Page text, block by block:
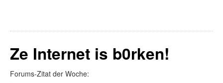
Ze Internet is b0rken!
Forums-Zitat der Woche: